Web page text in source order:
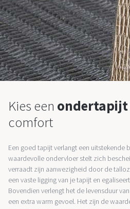
Kies een ondertapijt
comfort
Een goed tapijt verlangt een uitstekende
waardevolle ondervloer stelt zich
verraadt zijn aanwezigheid door de
een vaste ligging van je tapijt en
Bovendien verlengt het de levensduur
een extra warm gevoel. Het zijn de